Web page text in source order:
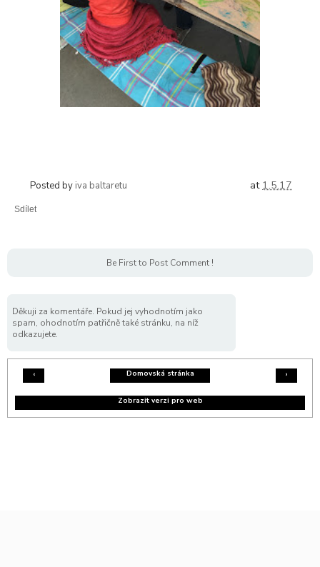
Posted by iva baltaretu at 1.5.17
Sdílet
Be First to Post Comment !
Děkuji za komentáře. Pokud jej vyhodnotím jako
spam, ohodnotím patřičně také stránku, na níž
odkazujete.
‹ ›
Domovská stránka
Zobrazit verzi pro web